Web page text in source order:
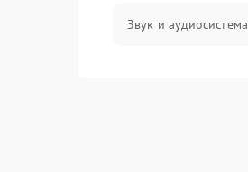
Звук и аудиосистема